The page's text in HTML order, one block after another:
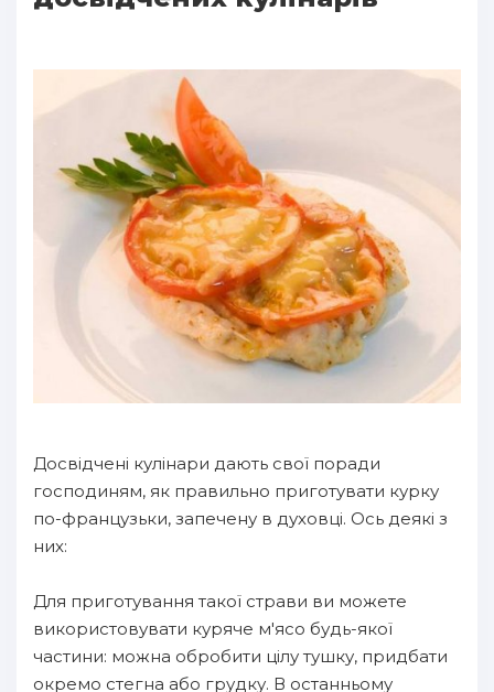
Досвідчені кулінари дають свої поради
господиням, як правильно приготувати курку
по-французьки, запечену в духовці. Ось деякі з
них:
Для приготування такої страви ви можете
використовувати куряче м'ясо будь-якої
частини: можна обробити цілу тушку, придбати
окремо стегна або грудку. В останньому